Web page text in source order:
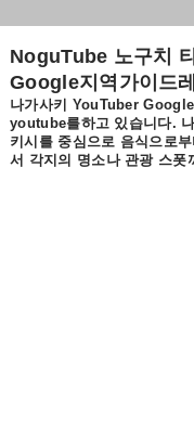
NoguTube 노구치
Google지역가이드
나가사키 YouTuber
youtube를하고 있습니다.
키시를 중심으로 음식으로
서 각지의 명소나 관광 스폿